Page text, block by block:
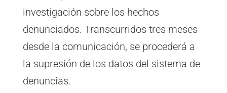
investigación sobre los hechos
denunciados. Transcurridos tres meses
desde la comunicación, se procederá a
la supresión de los datos del sistema de
denuncias.